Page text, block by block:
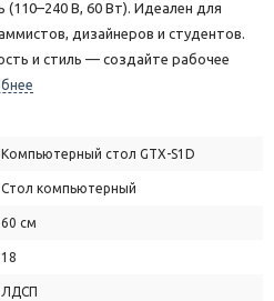
В, 60 Вт). Идеален для
дизайнеров и студентов.
и стиль — создайте рабочее
Компьютерный стол GTX-S1D
Стол компьютерный
60 см
18
ЛДСП